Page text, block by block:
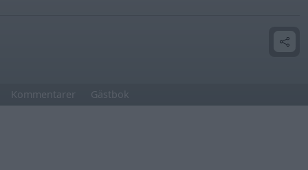
Kommentarer Gästbok